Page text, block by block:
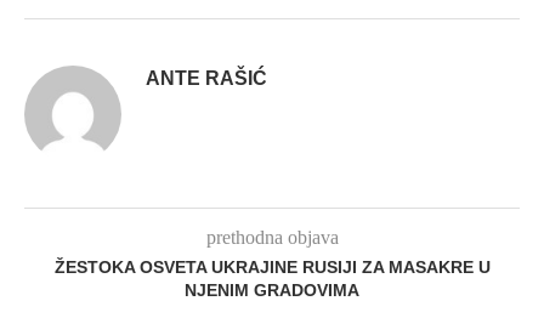
ANTE RAŠIĆ
prethodna objava
ŽESTOKA OSVETA UKRAJINE RUSIJI ZA MASAKRE U
NJENIM GRADOVIMA